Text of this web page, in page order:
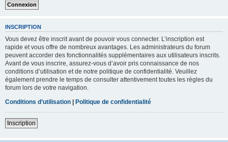
INSCRIPTION
Vous devez être inscrit avant de pouvoir vous connecter. L’inscription est
rapide et vous offre de nombreux avantages. Les administrateurs du forum
peuvent accorder des fonctionnalités supplémentaires aux utilisateurs inscrits.
Avant de vous inscrire, assurez-vous d’avoir pris connaissance de nos
conditions d’utilisation et de notre politique de confidentialité. Veuillez
également prendre le temps de consulter attentivement toutes les règles du
forum lors de votre navigation.
Conditions d’utilisation | Politique de confidentialité
Inscription